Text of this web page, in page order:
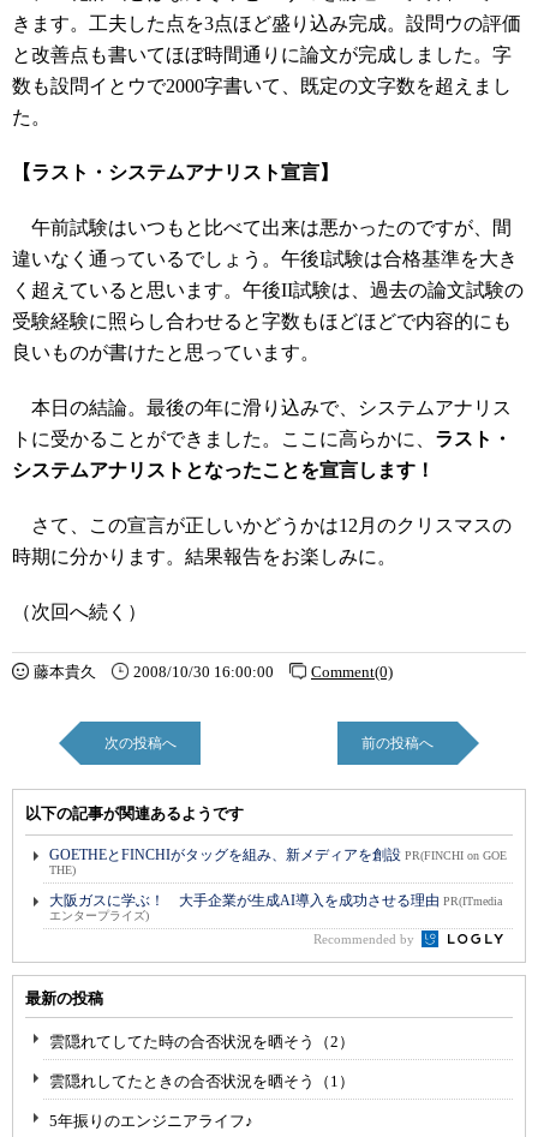
きます。工夫した点を3点ほど盛り込み完成。設問ウの評価
と改善点も書いてほぼ時間通りに論文が完成しました。字
数も設問イとウで2000字書いて、既定の文字数を超えまし
た。
【ラスト・システムアナリスト宣言】
午前試験はいつもと比べて出来は悪かったのですが、間
違いなく通っているでしょう。午後I試験は合格基準を大き
く超えていると思います。午後II試験は、過去の論文試験の
受験経験に照らし合わせると字数もほどほどで内容的にも
良いものが書けたと思っています。
本日の結論。最後の年に滑り込みで、システムアナリス
トに受かることができました。ここに高らかに、 ラスト・
システムアナリストとなったことを宣言します！
さて、この宣言が正しいかどうかは12月のクリスマスの
時期に分かります。結果報告をお楽しみに。
（次回へ続く）
藤本貴久 2008/10/30 16:00:00 Comment(0)
次の投稿へ 前の投稿へ
以下の記事が関連あるようです
GOETHEとFINCHIがタッグを組み、新メディアを創設 PR(FINCHI on GOE
THE)
大阪ガスに学ぶ！ 大手企業が生成AI導入を成功させる理由 PR(ITmedia
エンタープライズ)
Recommended by
最新の投稿
雲隠れてしてた時の合否状況を晒そう（2）
雲隠れしてたときの合否状況を晒そう（1）
5年振りのエンジニアライフ♪